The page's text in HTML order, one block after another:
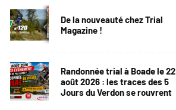
De la nouveauté chez Trial
Magazine !
Randonnée trial à Boade le 22
août 2026 : les traces des 5
Jours du Verdon se rouvrent